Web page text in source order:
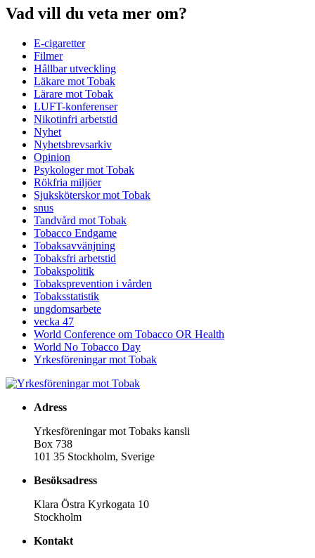
Vad vill du veta mer om?
E-cigaretter
Filmer
Hållbar utveckling
Läkare mot Tobak
Lärare mot Tobak
LUFT-konferenser
Nikotinfri arbetstid
Nyhet
Nyhetsbrevsarkiv
Opinion
Psykologer mot Tobak
Rökfria miljöer
Sjuksköterskor mot Tobak
snus
Tandvård mot Tobak
Tobacco Endgame
Tobaksavvänjning
Tobaksfri arbetstid
Tobakspolitik
Tobaksprevention i vården
Tobaksstatistik
ungdomsarbete
vecka 47
World Conference om Tobacco OR Health
World No Tobacco Day
Yrkesföreningar mot Tobak
Adress
Yrkesföreningar mot Tobaks kansli
Box 738
101 35 Stockholm, Sverige
Besöksadress
Klara Östra Kyrkogata 10
Stockholm
Kontakt